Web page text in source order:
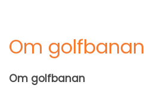
Om golfbanan
Om golfbanan